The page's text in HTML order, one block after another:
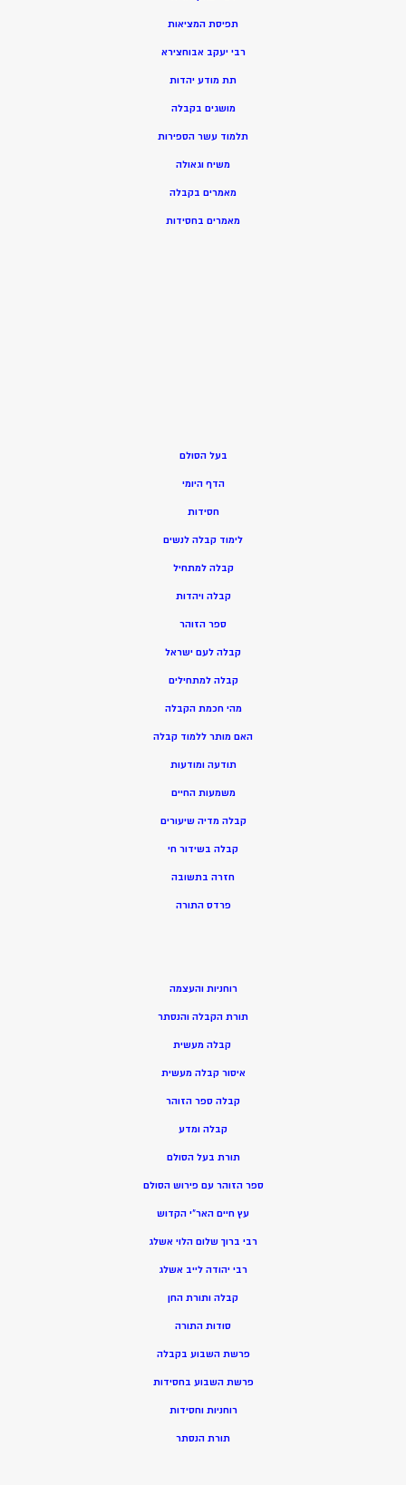
תפיסת המציאות
רבי יעקב אבוחצירא
תת מודע יהדות
מושגים בקבלה
תלמוד עשר הספירות
משיח וגאולה
מאמרים בקבלה
מאמרים בחסידות
בעל הסולם
הדף היומי
חסידות
לימוד קבלה לנשים
קבלה למתחיל
קבלה ויהדות
ספר הזוהר
קבלה לעם ישראל
קבלה למתחילים
מהי חכמת הקבלה
האם מותר ללמוד קבלה
תודעה ומודעות
משמעות החיים
קבלה מדיה שיעורים
קבלה בשידור חי
חזרה בתשובה
פרדס התורה
רוחניות והעצמה
תורת הקבלה והנסתר
קבלה מעשית
איסור קבלה מעשית
קבלה ספר הזוהר
קבלה ומדע
תורת בעל הסולם
ספר הזוהר עם פירוש הסולם
עץ חיים האר”י הקדוש
רבי ברוך שלום הלוי אשלג
רבי יהודה לייב אשלג
קבלה ותורת החן
סודות התורה
פרשת השבוע בקבלה
פרשת השבוע בחסידות
רוחניות וחסידות
תורת הנסתר